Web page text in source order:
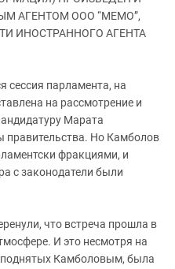
И ПРОТЕСТЫ
АГЕНТОМ ООО “МЕМО”,
ИНОСТРАННОГО АГЕНТА
сессия парламента, на
на рассмотрение и
Марата
правительства. Но Камболов
фракциями, и
с законодатели были
что встреча прошла в
И это несмотря на
поднятых Камболовым, была